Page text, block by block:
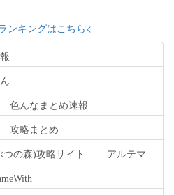
ンキングはこちら<
色んなまとめ速報
攻略まとめ
つの森)攻略サイト | アルテマ